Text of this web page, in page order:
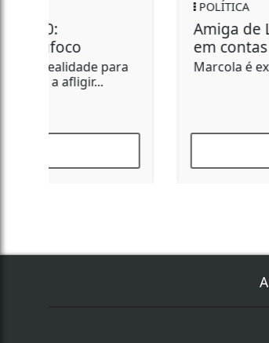
Homem morre durante
futebol em Bauru; VÍDEO
Lucas era natural de Barra
em Bauru há sete anos